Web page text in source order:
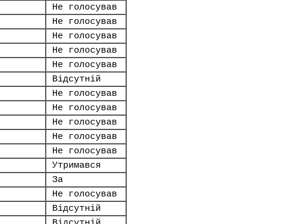
Не голосував
Не голосував
Не голосував
Не голосував
Не голосував
Відсутній
Не голосував
Не голосував
Не голосував
Не голосував
Не голосував
Утримався
За
Не голосував
Відсутній